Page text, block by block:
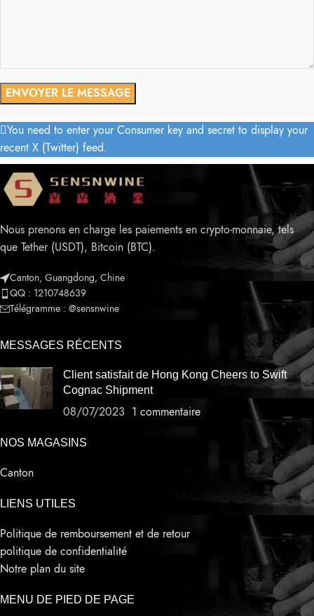
You need to enter your Consumer key and secret to display your
recent X (Twitter) feed.
Nous prenons en charge les paiements en crypto-monnaie, tels
que Tether (USDT), Bitcoin (BTC).
Canton, Guangdong, Chine
QQ : 1210748639
Télégramme : @sensnwine
MESSAGES RÉCENTS
Client satisfait de Hong Kong Cheers to Swift
Cognac Shipment
08/07/2023 1 commentaire
NOS MAGASINS
Canton
LIENS UTILES
Politique de remboursement et de retour
politique de confidentialité
Notre plan du site
MENU DE PIED DE PAGE